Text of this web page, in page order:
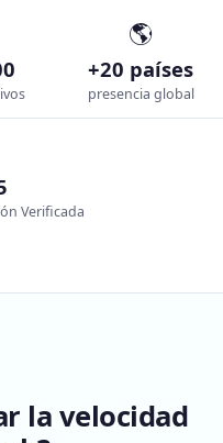
🌎
+20 países
presencia global
Verificada
la velocidad